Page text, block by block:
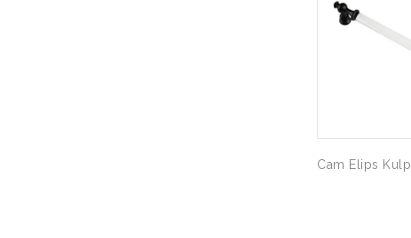
Cam Elips Kulp